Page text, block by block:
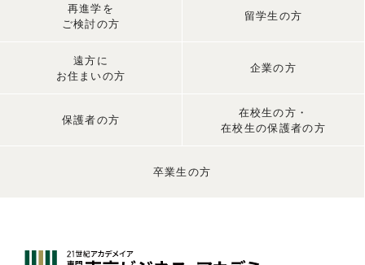
再進学を
ご検討の方
留学生の方
遠方に
お住まいの方
企業の方
保護者の方
在校生の方・
在校生の保護者の方
卒業生の方